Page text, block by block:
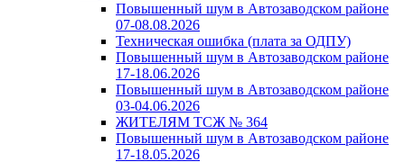
Повышенный шум в Автозаводском районе
07-08.08.2026
Техническая ошибка (плата за ОДПУ)
Повышенный шум в Автозаводском районе
17-18.06.2026
Повышенный шум в Автозаводском районе
03-04.06.2026
ЖИТЕЛЯМ ТСЖ № 364
Повышенный шум в Автозаводском районе
17-18.05.2026